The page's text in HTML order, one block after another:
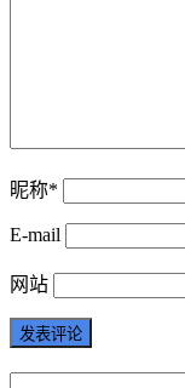
昵称*
E-mail
网站